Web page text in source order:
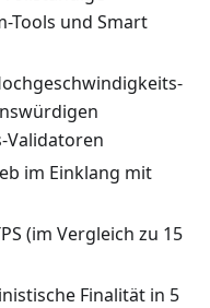
Tools und Smart
Validatoren
im Einklang mit
(im Vergleich zu 15
Finalität in 5